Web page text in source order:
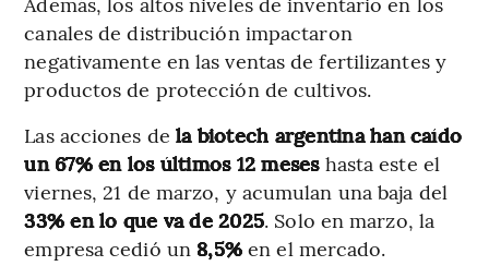
canales de distribución impactaron
negativamente en las ventas de fertilizantes y
productos de protección de cultivos.
Las acciones de la biotech argentina han caído
un 67% en los últimos 12 meseshasta este el
viernes, 21 de marzo, y acumulan una baja del
33% en lo que va de 2025. Solo en marzo, la
empresa cedió un 8,5% en el mercado.